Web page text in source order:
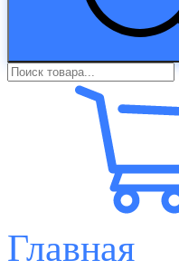
Главная